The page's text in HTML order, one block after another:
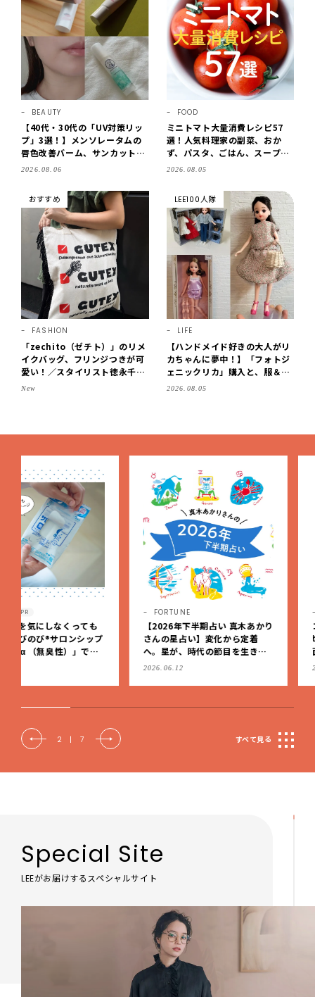
BEAUTY
【40代・30代の「UV対策リッ
プ」3選！】メンソレータムの
唇色改善バーム、サンカットな
どを「夏の紫外線対策」に愛用
スメ・2026】
2026.08.06
FOOD
ミニトマト大量消費レシピ57
選！人気料理家の副菜、おか
ず、パスタ、ごはん、スープま
で【保存版】
2026.08.05
おすすめ
FASHION
「zechito（ゼチト）」のリメ
イクバッグ、フリンジつきが可
愛い！／スタイリスト徳永千夏
さん【おやこども名品】
New
LEE100人隊
LIFE
【ハンドメイド好きの大人がリ
カちゃんに夢中！】「フォトジ
ェニックリカ」購入と、服＆ク
ローゼットの手づくり実例をご
2026.08.05
【2026年下半期占い 真木あかり
さんの星占い】変化から定着
へ。星が、時代の節目を生きる
コンパクトかつ、新生児か
頃までずっと快適に使える
面式ベビーカー
2 | 7 すべて見る
Special Site
LEEがお届けするスペシャルサイト